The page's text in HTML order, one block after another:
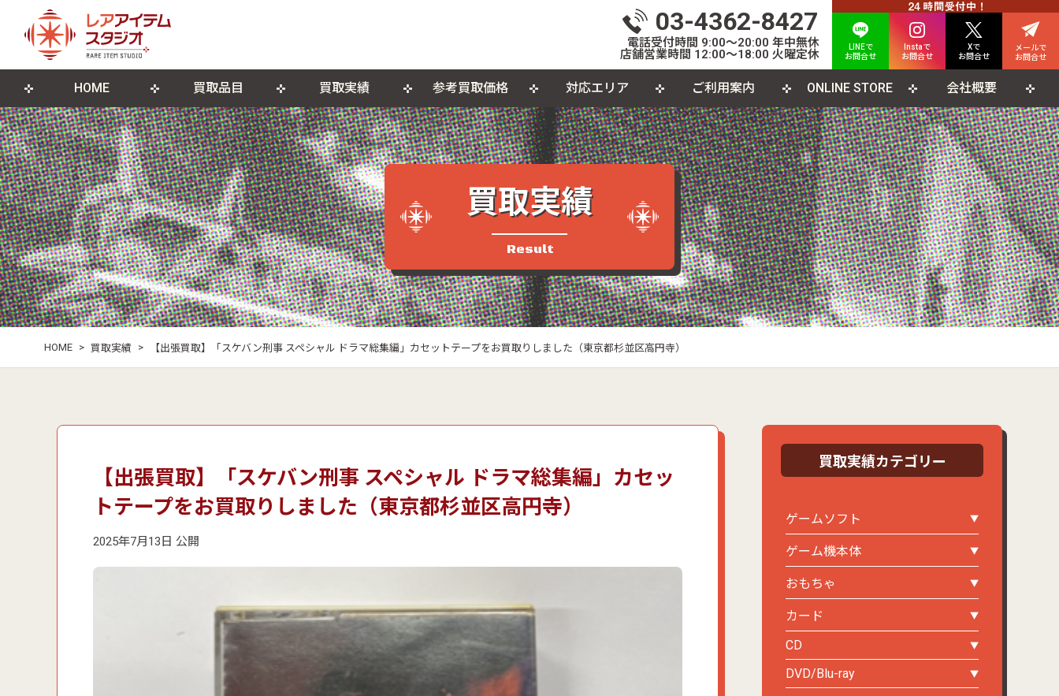
03-4362-8427
電話受付時間 9:00〜20:00 年中無休
店舗営業時間 12:00〜18:00 火曜定休
LINEで
お問合せ
Instaで
お問合せ
Xで
お問合せ
メールで
お問合せ
HOME 買取品目
ゲームソフト ゲーム機本体 おもちゃ カード CD
DVD・Blu-ray レコード カセットテープ パソコンソフト 書籍・雑誌
ポスター・紙モノ その他関連品
買取実績 参考買取価格 対応エリア ご利用案内
来店買取について 宅配買取について 出張買取について LINE査定について よくある質問
遺品整理・生前整理
ONLINE STORE 会社概要
店舗概要 ブログ おしらせ 個人情報保護方針 利用規約
古物営業法に基づく表記
買取実績
Result
HOME > 買取実績 > 【出張買取】「スケバン刑事 スペシャル ドラマ総集編」カセットテープをお買取りしました（東京都杉並区高円寺）
【出張買取】「スケバン刑事 スペシャル ドラマ総集編」カセッ
トテープをお買取りしました（東京都杉並区高円寺）
2025年7月13日 公開
買取実績カテゴリー
ゲームソフト
ゲーム機本体
おもちゃ
カード
CD
DVD/Blu-ray